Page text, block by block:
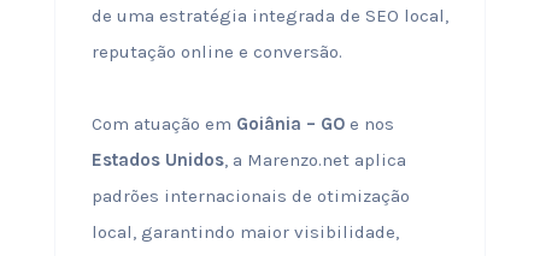
de uma estratégia integrada de SEO local,
reputação online e conversão.
Com atuação em Goiânia – GOe nos
Estados Unidos, a Marenzo.net aplica
padrões internacionais de otimização
local, garantindo maior visibilidade,